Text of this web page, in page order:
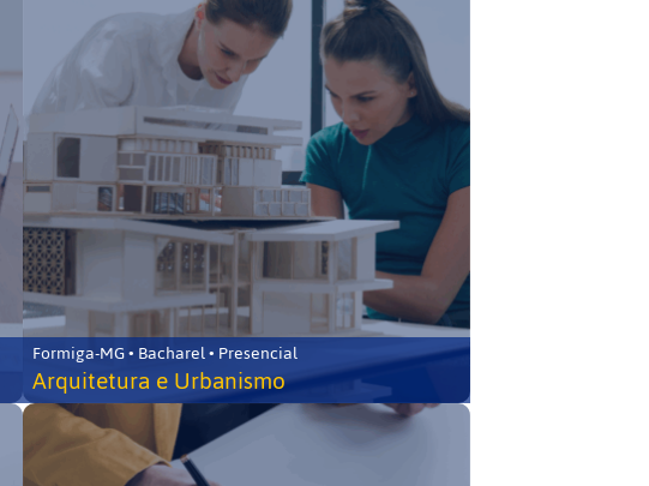
Formiga-MG • Bacharel • Presencial
Arquitetura e Urbanismo